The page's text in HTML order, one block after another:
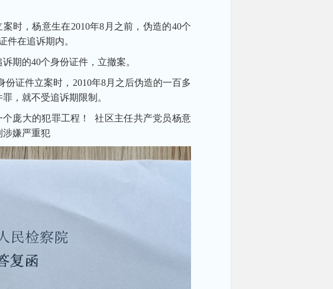
时，杨意生在2010年8月之前，伪造的40个
件在追诉期内。
期的40个身份证件，立撤案。
证件立案时，2010年8月之后伪造的一百多
，就不受追诉期限制。
庞大的犯罪工程！ 社区主任共产党员杨意
涉嫌严重犯